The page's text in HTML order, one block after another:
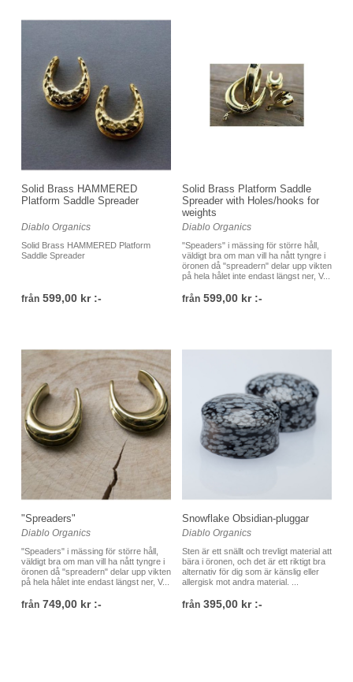
Solid Brass HAMMERED
Platform Saddle Spreader
Diablo Organics
Solid Brass HAMMERED Platform
Saddle Spreader
från 599,00 kr :-
Solid Brass Platform Saddle
Spreader with Holes/hooks for
weights
Diablo Organics
"Speaders" i mässing för större håll,
väldigt bra om man vill ha nått tyngre i
öronen då "spreadern" delar upp vikten
på hela hålet inte endast längst ner, V...
från 599,00 kr :-
"Spreaders"
Diablo Organics
"Speaders" i mässing för större håll,
väldigt bra om man vill ha nått tyngre i
öronen då "spreadern" delar upp vikten
på hela hålet inte endast längst ner, V...
från 749,00 kr :-
Snowflake Obsidian-pluggar
Diablo Organics
Sten är ett snällt och trevligt material att
bära i öronen, och det är ett riktigt bra
alternativ för dig som är känslig eller
allergisk mot andra material. ...
från 395,00 kr :-